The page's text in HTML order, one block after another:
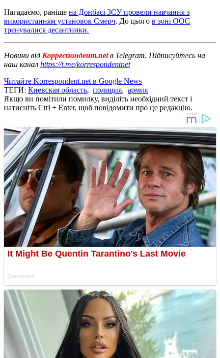
Нагадаємо, раніше на Донбасі ЗСУ провели навчання з
використанням установок Смерч. До цього в зоні ООС
тренувалися десантники.
Новини від Корреспондент.netв Telegram. Підписуйтесь на
наш канал https://t.me/korrespondentnet
Читайте Korrespondent.net в Google News
ТЕГИ: Киевская область, полиция, армия
Якщо ви помітили помилку, виділіть необхідний текст і
натисніть Ctrl + Enter, щоб повідомити про це редакцію.